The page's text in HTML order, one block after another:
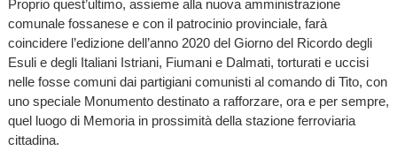
Proprio quest’ultimo, assieme alla nuova amministrazione
comunale fossanese e con il patrocinio provinciale, farà
coincidere l’edizione dell’anno 2020 del Giorno del Ricordo degli
Esuli e degli Italiani Istriani, Fiumani e Dalmati, torturati e uccisi
nelle fosse comuni dai partigiani comunisti al comando di Tito, con
uno speciale Monumento destinato a rafforzare, ora e per sempre,
quel luogo di Memoria in prossimità della stazione ferroviaria
cittadina.